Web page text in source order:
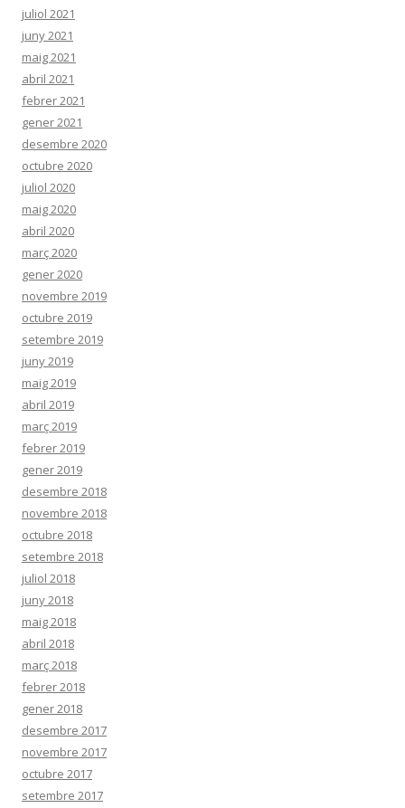
juliol 2021
juny 2021
maig 2021
abril 2021
febrer 2021
gener 2021
desembre 2020
octubre 2020
juliol 2020
maig 2020
abril 2020
març 2020
gener 2020
novembre 2019
octubre 2019
setembre 2019
juny 2019
maig 2019
abril 2019
març 2019
febrer 2019
gener 2019
desembre 2018
novembre 2018
octubre 2018
setembre 2018
juliol 2018
juny 2018
maig 2018
abril 2018
març 2018
febrer 2018
gener 2018
desembre 2017
novembre 2017
octubre 2017
setembre 2017